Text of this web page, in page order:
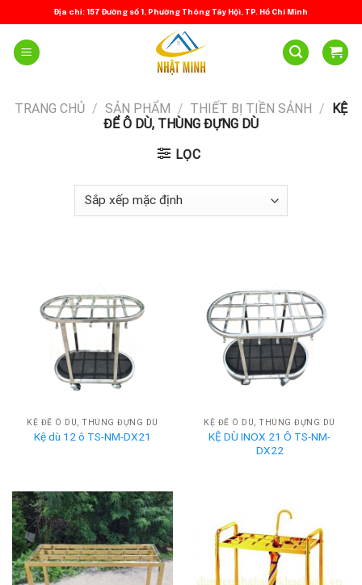
to
content
Địa chỉ: 157 Đường số 1, Phường Thông Tây Hội, TP. Hồ Chí Minh
TRANG CHỦ / SẢN PHẨM / THIẾT BỊ TIỀN SẢNH / KỆ
ĐỂ Ô DÙ, THÙNG ĐỰNG DÙ
LỌC
KỆ ĐỂ Ô DÙ, THÙNG ĐỰNG DÙ
Kệ dù 12 ô TS-NM-DX21
KỆ ĐỂ Ô DÙ, THÙNG ĐỰNG DÙ
KỆ DÙ INOX 21 Ô TS-NM-
DX22